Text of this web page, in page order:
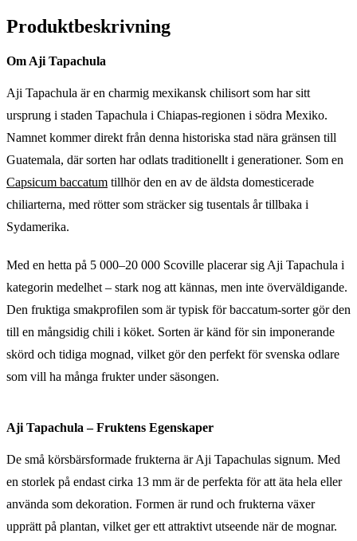
Produktbeskrivning
Om Aji Tapachula
Aji Tapachula är en charmig mexikansk chilisort som har sitt
ursprung i staden Tapachula i Chiapas-regionen i södra Mexiko.
Namnet kommer direkt från denna historiska stad nära gränsen till
Guatemala, där sorten har odlats traditionellt i generationer. Som en
Capsicum baccatum tillhör den en av de äldsta domesticerade
chiliarterna, med rötter som sträcker sig tusentals år tillbaka i
Sydamerika.
Med en hetta på 5 000–20 000 Scoville placerar sig Aji Tapachula i
kategorin medelhet – stark nog att kännas, men inte överväldigande.
Den fruktiga smakprofilen som är typisk för baccatum-sorter gör den
till en mångsidig chili i köket. Sorten är känd för sin imponerande
skörd och tidiga mognad, vilket gör den perfekt för svenska odlare
som vill ha många frukter under säsongen.
Aji Tapachula – Fruktens Egenskaper
De små körsbärsformade frukterna är Aji Tapachulas signum. Med
en storlek på endast cirka 13 mm är de perfekta för att äta hela eller
använda som dekoration. Formen är rund och frukterna växer
upprätt på plantan, vilket ger ett attraktivt utseende när de mognar.